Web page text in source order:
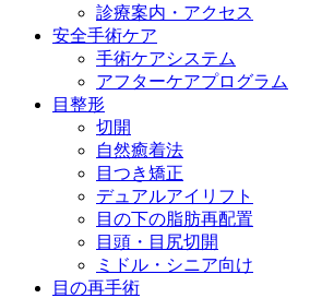
診療案内・アクセス
安全手術ケア
手術ケアシステム
アフターケアプログラム
目整形
切開
自然癒着法
目つき矯正
デュアルアイリフト
目の下の脂肪再配置
目頭・目尻切開
ミドル・シニア向け
目の再手術